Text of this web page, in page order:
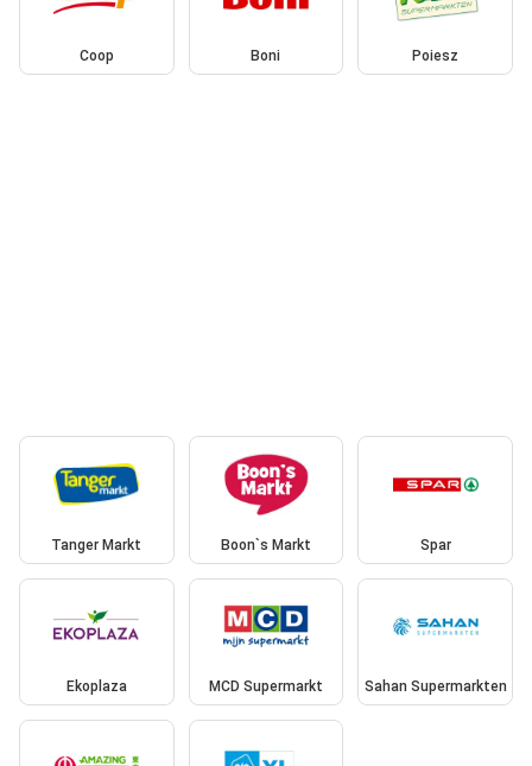
Coop Boni Poiesz
Tanger Markt Boon`s Markt Spar
Ekoplaza MCD Supermarkt Sahan Supermarkten